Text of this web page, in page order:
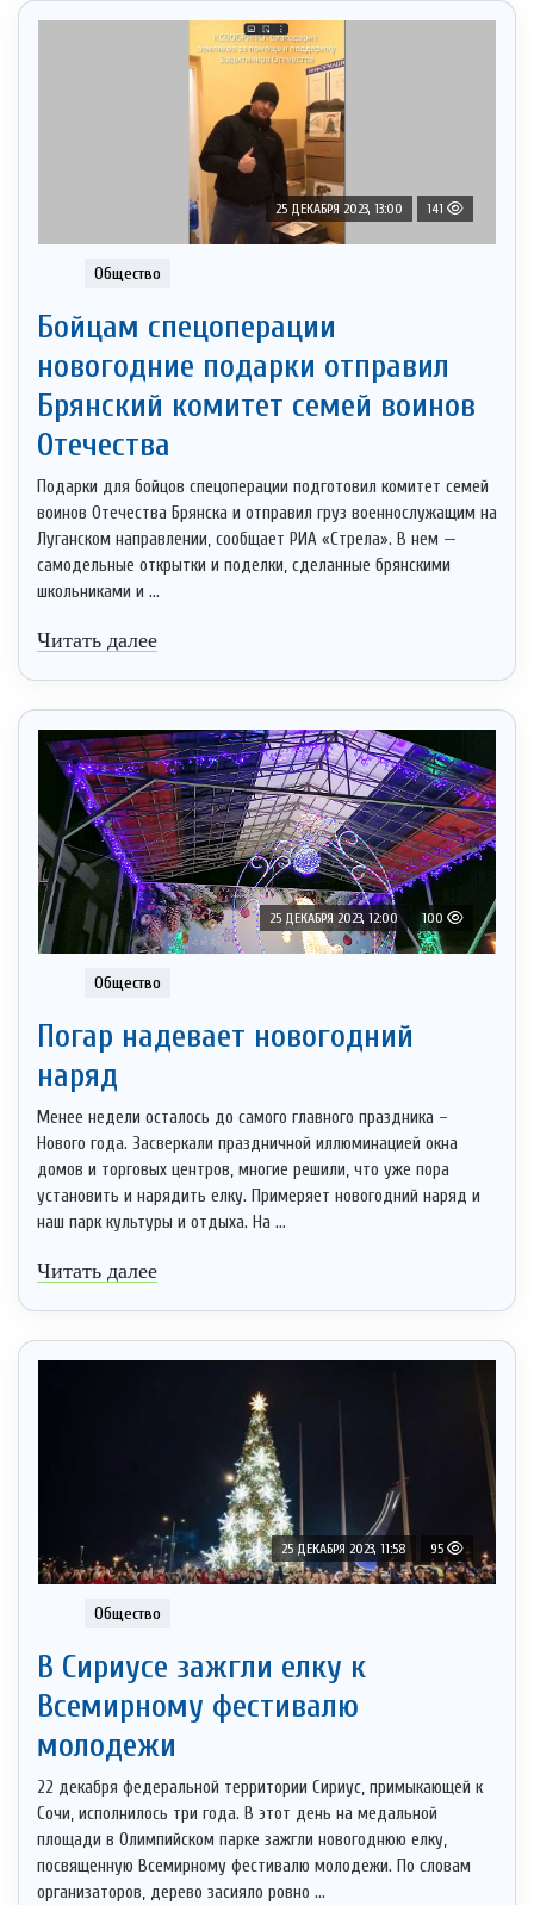
25 ДЕКАБРЯ 2023, 13:00 141
Общество
Бойцам спецоперации
новогодние подарки отправил
Брянский комитет семей воинов
Отечества
Подарки для бойцов спецоперации подготовил комитет семей
воинов Отечества Брянска и отправил груз военнослужащим на
Луганском направлении, сообщает РИА «Стрела». В нем —
самодельные открытки и поделки, сделанные брянскими
школьниками и ...
Читать далее
25 ДЕКАБРЯ 2023, 12:00 100
Общество
Погар надевает новогодний
наряд
Менее недели осталось до самого главного праздника –
Нового года. Засверкали праздничной иллюминацией окна
домов и торговых центров, многие решили, что уже пора
установить и нарядить елку. Примеряет новогодний наряд и
наш парк культуры и отдыха. На ...
Читать далее
25 ДЕКАБРЯ 2023, 11:58 95
Общество
В Сириусе зажгли елку к
Всемирному фестивалю
молодежи
22 декабря федеральной территории Сириус, примыкающей к
Сочи, исполнилось три года. В этот день на медальной
площади в Олимпийском парке зажгли новогоднюю елку,
посвященную Всемирному фестивалю молодежи. По словам
организаторов, дерево засияло ровно ...